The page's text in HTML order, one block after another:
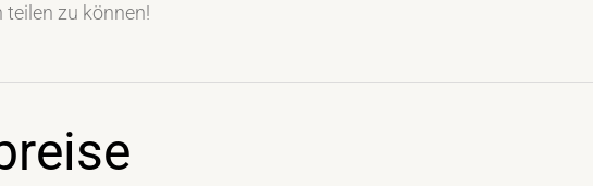
teilen zu können!